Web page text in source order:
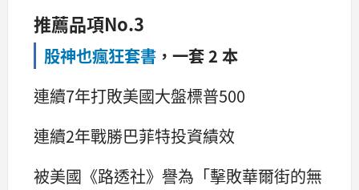
推薦品項No.3
股神也瘋狂套書 ，一套 2 本
連續7年打敗美國大盤標普500
連續2年戰勝巴菲特投資績效
被美國《路透社》譽為「擊敗華爾街的無